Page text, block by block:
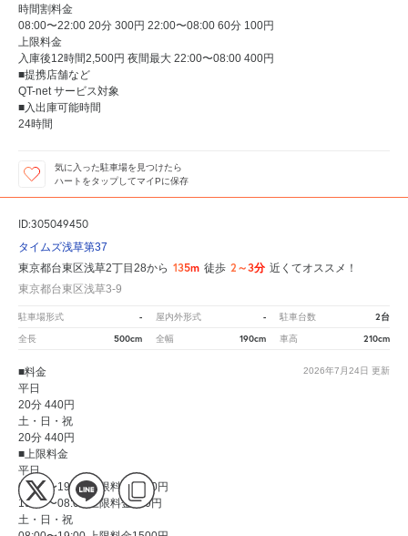
時間割料金
08:00〜22:00 20分 300円 22:00〜08:00 60分 100円
上限料金
入庫後12時間2,500円 夜間最大 22:00〜08:00 400円
■提携店舗など
QT-net サービス対象
■入出庫可能時間
24時間
気に入った駐車場を見つけたら
ハートをタップしてマイPに保存
ID:305049450
タイムズ浅草第37
東京都台東区浅草2丁目28から 135m 徒歩 2～3分 近くてオススメ！
東京都台東区浅草3-9
駐車場形式 - 屋内外形式 - 駐車台数 2台
全長 500cm 全幅 190cm 車高 210cm
2026年7月24日 更新
■料金
平日
20分 440円
土・日・祝
20分 440円
■上限料金
平日
08:00〜19:00 上限料金2000円
19:00〜08:00 上限料金440円
土・日・祝